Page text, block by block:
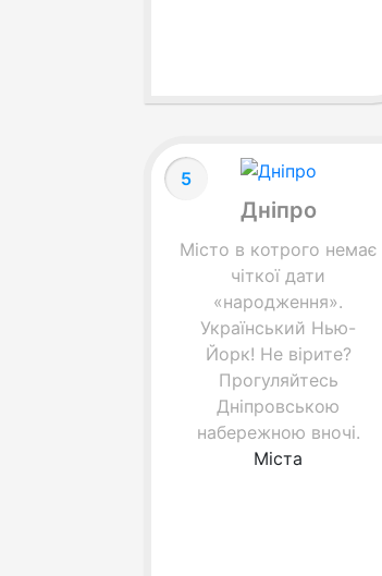
Дніпро
5
Місто в котрого немає
чіткої дати
«народження».
Український Нью-
Йорк! Не вірите?
Прогуляйтесь
Дніпровською
набережною вночі.
Міста